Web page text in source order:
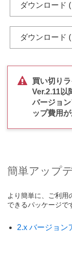
ダウンロード
ダウンロード
買い切り
Ver.2.11以
バージョ
ップ費用が
簡単アップ
より簡単に、ご利用
できるパッケージで
2.x バージョン